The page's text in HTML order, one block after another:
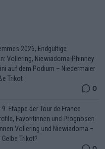
2026, Endgültige
Vollering, Niewiadoma-Phinney
auf dem Podium – Niedermaier
Trikot
0
Etappe der Tour de France
Favoritinnen und Prognosen
Vollering und Niewiadoma –
Trikot?